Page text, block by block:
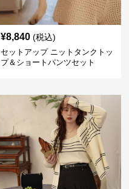
¥8,840 (税込)
セットアップ ニットタンクトッ
プ＆ショートパンツセット